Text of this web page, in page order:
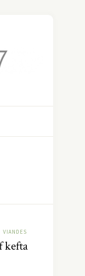
VIANDES
kefta